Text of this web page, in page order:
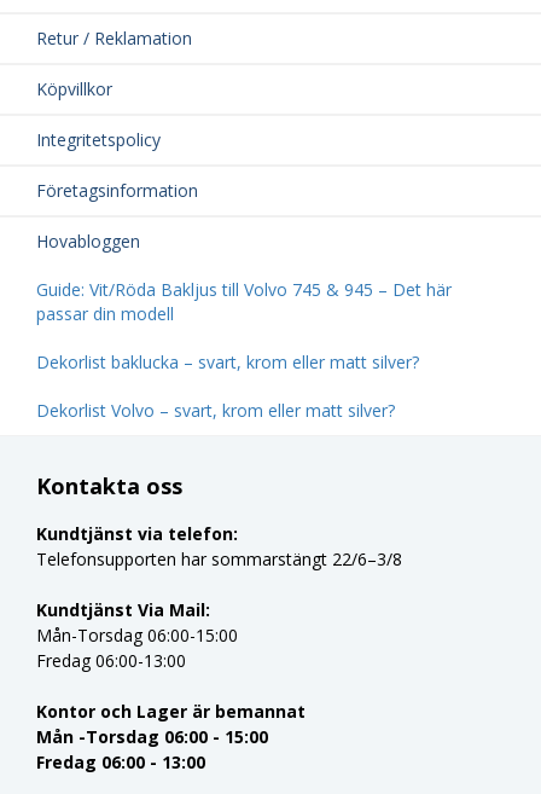
Retur / Reklamation
Köpvillkor
Integritetspolicy
Företagsinformation
Hovabloggen
Guide: Vit/Röda Bakljus till Volvo 745 & 945 – Det här
passar din modell
Dekorlist baklucka – svart, krom eller matt silver?
Dekorlist Volvo – svart, krom eller matt silver?
Kontakta oss
Kundtjänst via telefon:
Telefonsupporten har sommarstängt 22/6–3/8
Kundtjänst Via Mail:
Mån-Torsdag 06:00-15:00
Fredag 06:00-13:00
Kontor och Lager är bemannat
Mån -Torsdag 06:00 - 15:00
Fredag 06:00 - 13:00